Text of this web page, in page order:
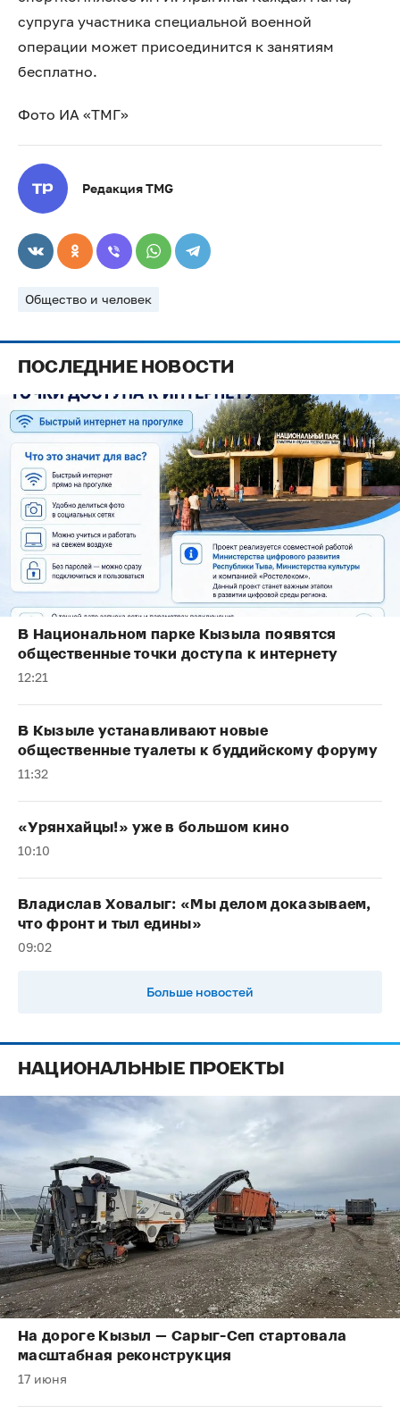
супруга участника специальной военной
операции может присоединится к занятиям
бесплатно.
Фото ИА «ТМГ»
Редакция TMG
Общество и человек
ПОСЛЕДНИЕ НОВОСТИ
В Национальном парке Кызыла появятся
общественные точки доступа к интернету
12:21
В Кызыле устанавливают новые
общественные туалеты к буддийскому форуму
11:32
«Урянхайцы!» уже в большом кино
10:10
Владислав Ховалыг: «Мы делом доказываем,
что фронт и тыл едины»
09:02
Больше новостей
НАЦИОНАЛЬНЫЕ ПРОЕКТЫ
На дороге Кызыл — Сарыг-Сеп стартовала
масштабная реконструкция
17 июня